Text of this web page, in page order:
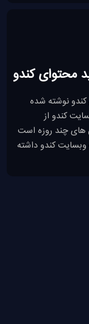
محتوای کندو
نوشته شده
کندو از
های چند روزه است
وبسایت کندو داشته